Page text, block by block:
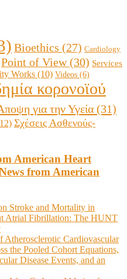
Bioethics (27) Cardiology
Point of View(30) Services
Works (10) Videos (6)
κορονοϊού
για την Υγεία (31)
Σχέσεις Ασθενούς-
American Heart
from American
Stroke and Mortality in
Atrial Fibrillation: The HUNT
Atherosclerotic Cardiovascular
the Pooled Cohort Equations,
Disease Events, and an